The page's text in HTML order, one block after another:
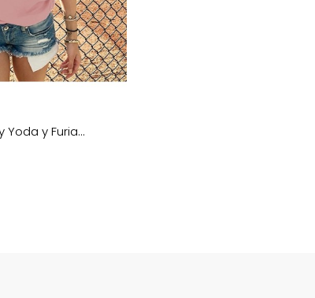
y Furia...